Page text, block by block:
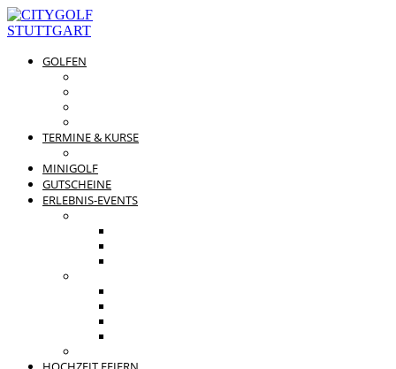
GOLFEN
TERMINE & KURSE
MINIGOLF
GUTSCHEINE
ERLEBNIS-EVENTS